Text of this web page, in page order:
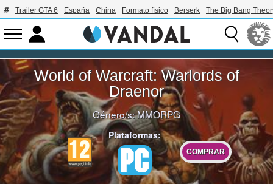
Trailer GTA 6 España China Formato físico Berserk The Big Bang
World of Warcraft: Warlords of
Draenor
Género/s:MMORPG
Plataformas:
COMPRAR